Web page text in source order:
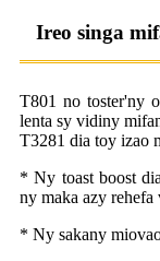
Ireo singa
T801 no toster'ny
lenta sy vidiny
T3281 dia toy izao
* Ny toast boost
ny maka azy rehefa
* Ny sakany